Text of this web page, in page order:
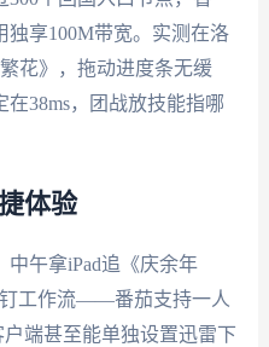
享100M带宽。实测在洛
花》，拖动进度条无缓
38ms，团战放技能指哪
体验
午拿iPad追《庆余年
钉工作流——番茄支持一人
端甚至能单独设置迅雷下